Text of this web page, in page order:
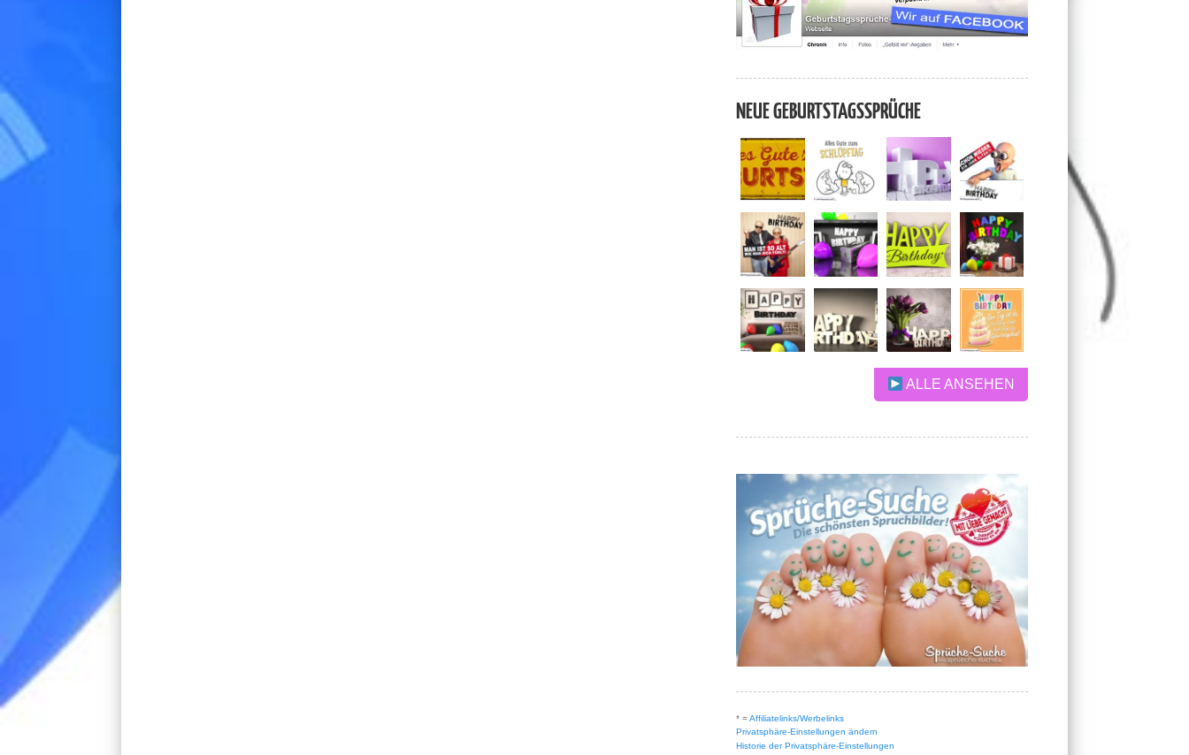
NEUE GEBURTSTAGSSPRÜCHE
ALLE ANSEHEN
* =Affiliatelinks/Werbelinks
Privatsphäre-Einstellungen ändern
Historie der Privatsphäre-Einstellungen